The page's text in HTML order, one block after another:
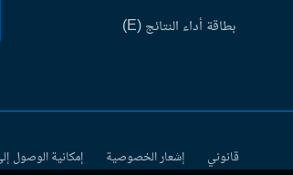
بطاقة أداء النتائج (E)
قانوني إشعار الخصوصية إمكانية الوصول